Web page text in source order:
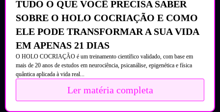
TUDO O QUE VOCÊ PRECISA SABER
SOBRE O HOLO COCRIAÇÃO E COMO
ELE PODE TRANSFORMAR A SUA VIDA
EM APENAS 21 DIAS
O HOLO COCRIAÇÃO é um treinamento científico validado, com base em
mais de 20 anos de estudos em neurociência, psicanálise, epigenética e física
quântica aplicada à vida real...
Ler matéria completa